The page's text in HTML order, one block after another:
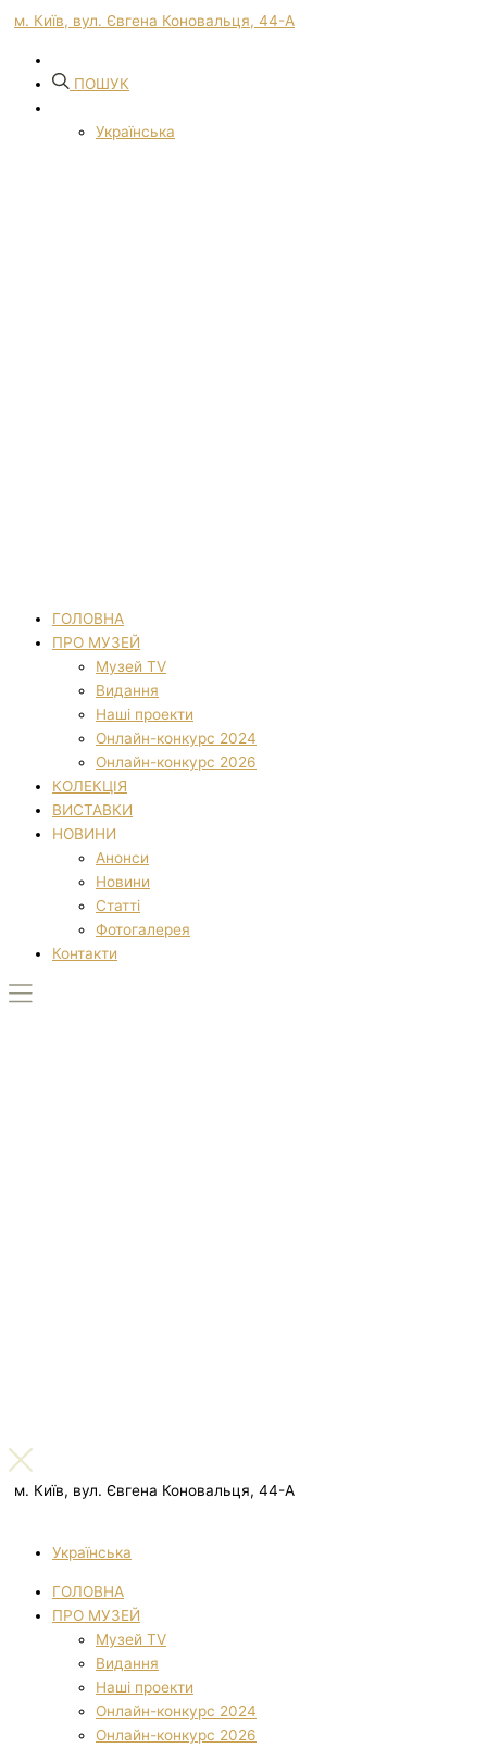
м. Київ, вул. Євгена Коновальця, 44-А
ПОШУК
Українська
ГОЛОВНА
ПРО МУЗЕЙ
Музей TV
Видання
Наші проекти
Онлайн-конкурс 2024
Онлайн-конкурс 2026
КОЛЕКЦІЯ
ВИСТАВКИ
НОВИНИ
Анонси
Новини
Статті
Фотогалерея
Контакти
м. Київ, вул. Євгена Коновальця, 44-А
Українська
ГОЛОВНА
ПРО МУЗЕЙ
Музей TV
Видання
Наші проекти
Онлайн-конкурс 2024
Онлайн-конкурс 2026